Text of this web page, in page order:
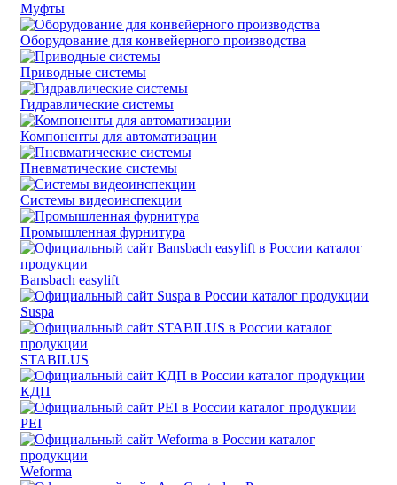
Муфты
Оборудование для конвейерного производства
Приводные системы
Гидравлические системы
Компоненты для автоматизации
Пневматические системы
Системы видеоинспекции
Промышленная фурнитура
Bansbach easylift
Suspa
STABILUS
КДП
PEI
Weforma